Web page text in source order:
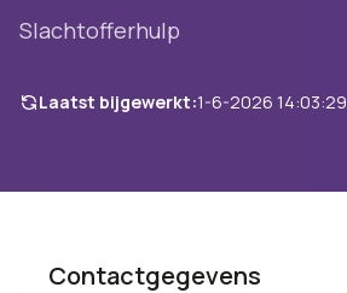
Slachtofferhulp
Laatst bijgewerkt:1-6-2026 14:03:29
Contactgegevens